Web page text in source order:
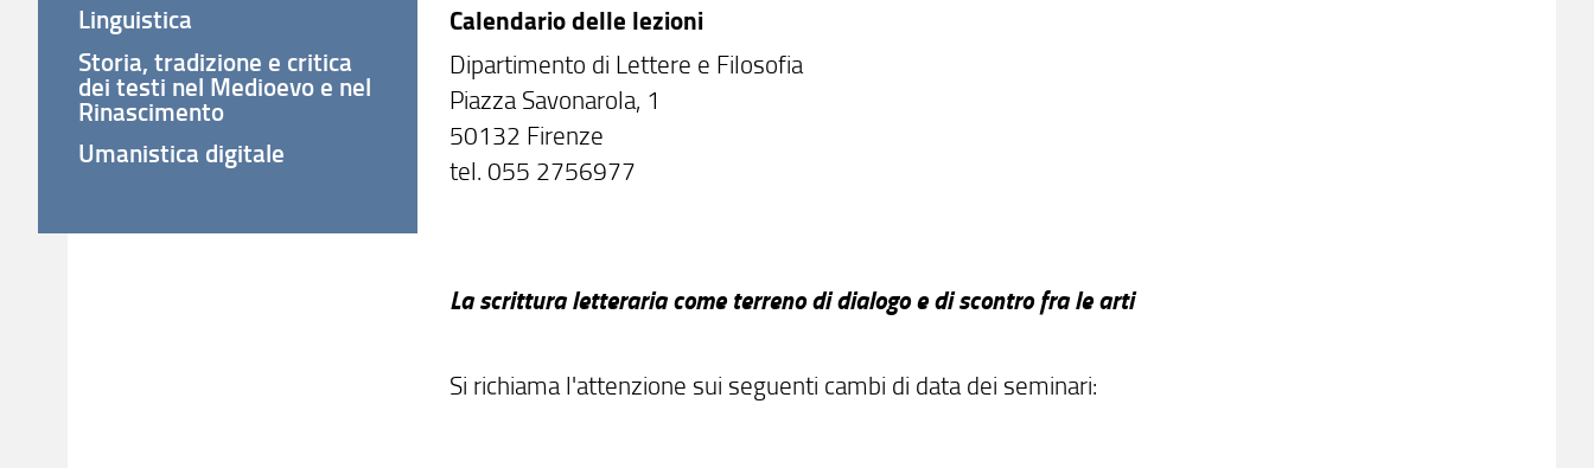
Calendario delle lezioni
Dipartimento di Lettere e Filosofia
Piazza Savonarola, 1
50132 Firenze
tel. 055 2756977
La scrittura letteraria come terreno di dialogo e di scontro fra le arti
Si richiama l'attenzione sui seguenti cambi di data dei seminari:
Linguistica
Storia, tradizione e critica
dei testi nel Medioevo e nel
Rinascimento
Umanistica digitale